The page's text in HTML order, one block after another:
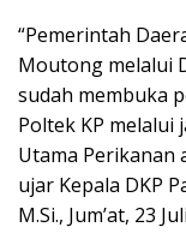
“Pemerintah
Moutong melalui
sudah membuka
Poltek KP melalui
Utama Perikanan
ujar Kepala DKP
M.Si., Jum’at, 23